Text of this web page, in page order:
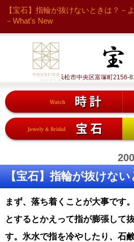
【宝石】指輪が抜けないときは？－
－What's New
静岡県浜松市中央区富塚町
【宝石】指輪が抜けな
まず、落ち着くことが大事です。
とするとかえって指が膨張して
す。 氷水で指を冷やしたり、石